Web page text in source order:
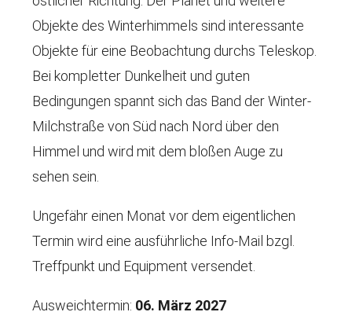
Objekte des Winterhimmels sind interessante
Objekte für eine Beobachtung durchs Teleskop.
Bei kompletter Dunkelheit und guten
Bedingungen spannt sich das Band der Winter-
Milchstraße von Süd nach Nord über den
Himmel und wird mit dem bloßen Auge zu
sehen sein.
Ungefähr einen Monat vor dem eigentlichen
Termin wird eine ausführliche Info-Mail bzgl.
Treffpunkt und Equipment versendet.
Ausweichtermin: 06. März 2027